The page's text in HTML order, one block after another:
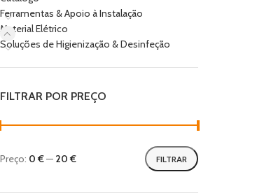
Ferramentas & Apoio à Instalação
Material Elétrico
Soluções de Higienização & Desinfeção
FILTRAR POR PREÇO
FILTRAR
Preço: 0 €— 20 €